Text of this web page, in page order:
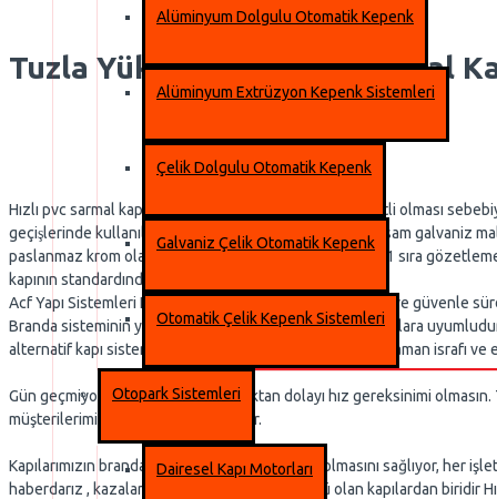
Alüminyum Dolgulu Otomatik Kepenk
Alüminyum Extrüzyon Kepenk Sistemleri
Çelik Dolgulu Otomatik Kepenk
Galvaniz Çelik Otomatik Kepenk
Otomatik Çelik Kepenk Sistemleri
Otopark Sistemleri
Dairesel Kapı Motorları
Tuzla Yüksek Hızlı PVC Sarmal
Hızlı pvc sarmal kapılar iç mekanlarda, ekonomik maliyetli olması
geçişlerinde kullanılmaktadır. Tambur dışındaki metal aksam galvaniz
paslanmaz krom olarak da yapılabilmektedir Standartta 1 sıra
kapının standardında bulunmaktadır.
Acf Yapı Sistemleri Hızlı PVC Branda Sarmal Kapı;Yüksek ve güvenle
Branda sisteminin yekpare olması sayesinde hijyen ortamlara
alternatif kapı sistemlerinde karşılaşılan hantal çalışma, zaman israfı
Gün geçmiyor ki tesislerde yoğunluktan dolayı hız gereksinimi
müşterilerimizin tercih sebebi oluyor.
Kapılarımızın brandadan oluşu sistemin esnek olmasını sağlıyor,
haberdarız , kazalar sonucu en hesaplı çözümü olan kapılardan biridir